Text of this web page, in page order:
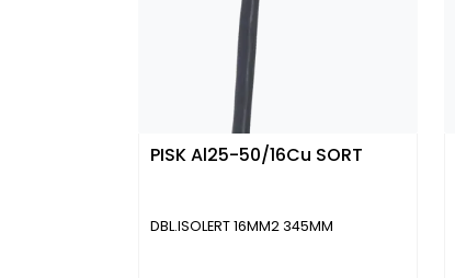
PISK Al25-50/16Cu SORT
DBL.ISOLERT 16MM2 345MM